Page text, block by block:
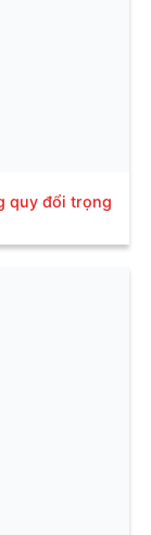
quy đổi trọng